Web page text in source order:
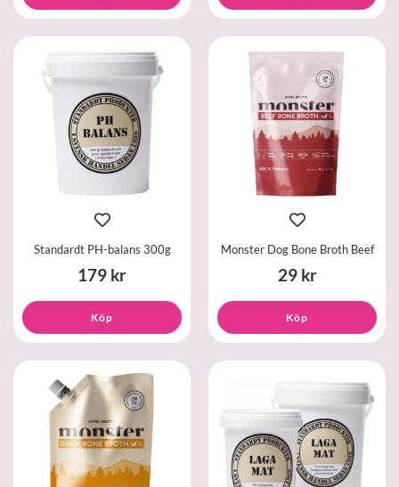
Standardt PH-balans 300g
179 kr
Köp
Monster Dog Bone Broth Beef
29 kr
Köp